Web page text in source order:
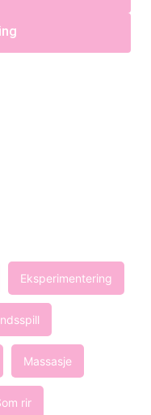
Eksperimentering
Massasje
rir